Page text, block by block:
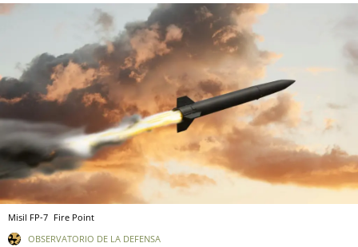
Misil FP-7 Fire Point
OBSERVATORIO DE LA DEFENSA